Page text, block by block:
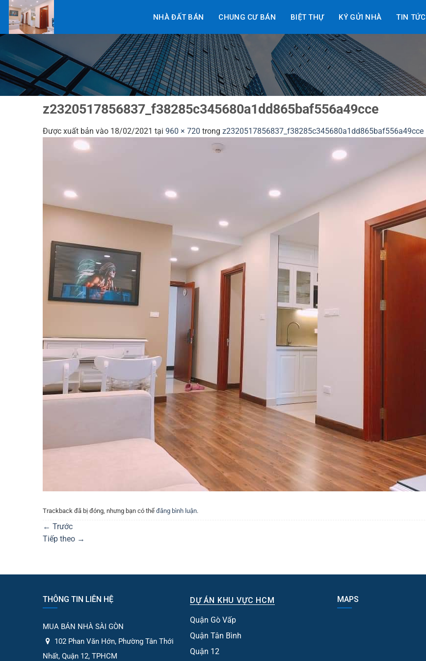
qua
nội
NHÀ ĐẤT BÁN CHUNG CƯ BÁN BIỆT THỰ KÝ GỬI NHÀ TIN TỨC
z2320517856837_f38285c345680a1dd865baf556a49cce
Được xuất bản vào 18/02/2021 tại 960 × 720 trong z2320517856837_f38285c345680a1dd865baf556a49cce
Trackback đã bị đóng, nhưng bạn có thể đăng bình luận.
← Trước
Tiếp theo →
THÔNG TIN LIÊN HỆ
MUA BÁN NHÀ SÀI GÒN
102 Phan Văn Hớn, Phường Tân Thới
Nhất, Quận 12, TPHCM
DỰ ÁN KHU VỰC HCM
Quận Gò Vấp
Quận Tân Bình
Quận 12
MAPS